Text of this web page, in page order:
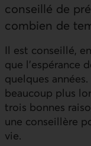
conseillé de
combien de
Il est conseillé,
que l’espérance
quelques
beaucoup plus
trois bonnes
une conseillère
vie.